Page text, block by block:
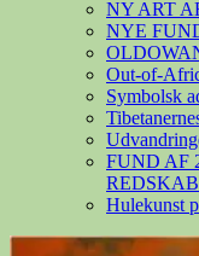
NY ART
NYE
Out-of-
Symbolsk
FUND AF
Hulekunst